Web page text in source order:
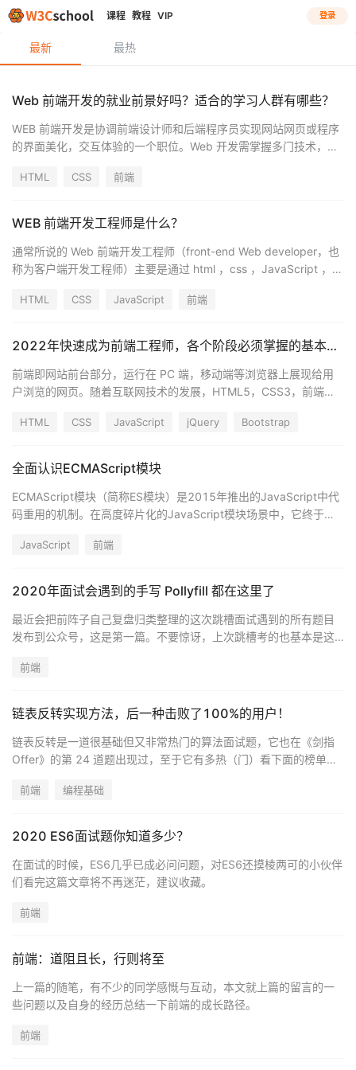
课程 教程 VIP 登录
最新 最热
Web 前端开发的就业前景好吗？适合的学习人群有哪些？
WEB 前端开发是协调前端设计师和后端程序员实现网站网页或程序
的界面美化，交互体验的一个职位。Web 开发需掌握多门技术，融
css 、javascript 、Web UI 设计等。 Web后台开发 包 含Asp.Net
域名访问，需要了解如何给服务器安装 Web 服务器，配置 Web 服
务器绑 定域名（主机头），如何注册域名和做域名解析（添加域名
A 记录）指向
HTML CSS 前端
WEB 前端开发工程师是什么？
通常所说的 Web 前端开发工程师（front-end Web developer，也
称为客户端开发工程师）主要是通过 html ，css ，JavaScript ，
是 web 前端开发的基本要求也是 web 前端的核心技术。），实现
亲切的称呼为“网页设计师”。
HTML CSS JavaScript 前端
2022年快速成为前端工程师，各个阶段必须掌握的基本技能汇总
前端即网站前台部分，运行在 PC 端，移动端等浏览器上展现给用
户浏览的网页。随着互联网技术的发展，HTML5，CSS3，前端框
的动效设计，给用户带来极高的用户体验。
HTML CSS JavaScript jQuery Bootstrap
全面认识ECMAScript模块
ECMAScript模块（简称ES模块）是2015年推出的JavaScript中代
码重用的机制。在高度碎片化的JavaScript模块场景中，它终于成
机制。这方面曾有过很多标准化的尝试，导致这些年乱七八糟的碎
JavaScript 前端
2020年面试会遇到的手写 Pollyfill 都在这里了
最近会把前阵子自己复盘归类整理的这次跳槽面试遇到的所有题目
发布到公众号，这是第一篇。不要惊讶，上次跳槽考的也基本是这
前端
链表反转实现方法，后一种击败了100%的用户！
链表反转是一道很基础但又非常热门的算法面试题，它也在《剑指
Offer》的第 24 道题出现过，至于它有多热（门）看下面的榜单就
前端 编程基础
2020 ES6面试题你知道多少？
在面试的时候，ES6几乎已成必问问题，对ES6还摸棱两可的小伙伴
们看完这篇文章将不再迷茫，建议收藏。
前端
前端：道阻且长，行则将至
上一篇的随笔，有不少的同学感慨与互动，本文就上篇的留言的一
些问题以及自身的经历总结一下前端的成长路径。
前端